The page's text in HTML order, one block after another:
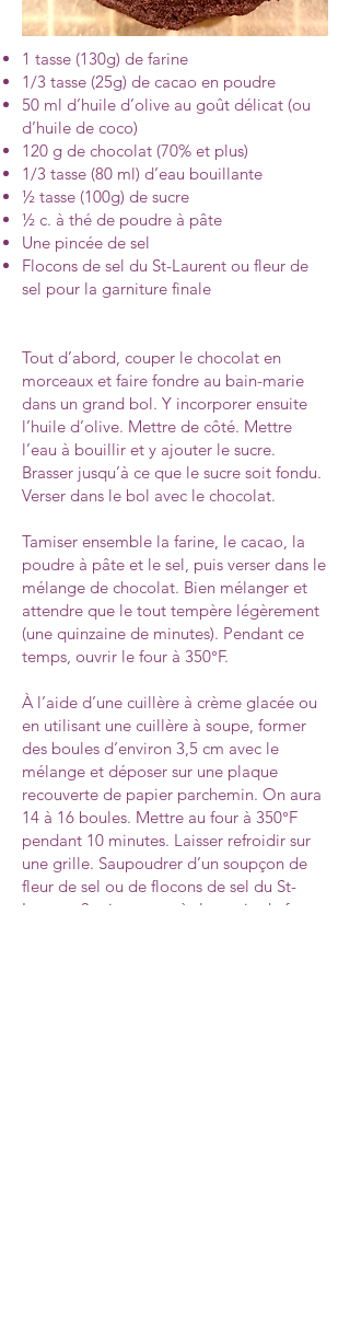
1 tasse (130g) de farine
1/3 tasse (25g) de cacao en poudre
50 ml d’huile d’olive au goût délicat (ou
d’huile de coco)
120 g de chocolat (70% et plus)
1/3 tasse (80 ml) d’eau bouillante
½ tasse (100g) de sucre
½ c. à thé de poudre à pâte
Une pincée de sel
Flocons de sel du St-Laurent ou fleur de
sel pour la garniture finale
Tout d’abord, couper le chocolat en
morceaux et faire fondre au bain-marie
dans un grand bol. Y incorporer ensuite
l’huile d’olive. Mettre de côté. Mettre
l’eau à bouillir et y ajouter le sucre.
Brasser jusqu’à ce que le sucre soit fondu.
Verser dans le bol avec le chocolat.
Tamiser ensemble la farine, le cacao, la
poudre à pâte et le sel, puis verser dans le
mélange de chocolat. Bien mélanger et
attendre que le tout tempère légèrement
(une quinzaine de minutes). Pendant ce
temps, ouvrir le four à 350°F.
À l’aide d’une cuillère à crème glacée ou
en utilisant une cuillère à soupe, former
des boules d’environ 3,5 cm avec le
mélange et déposer sur une plaque
recouverte de papier parchemin. On aura
14 à 16 boules. Mettre au four à 350°F
pendant 10 minutes. Laisser refroidir sur
une grille. Saupoudrer d’un soupçon de
fleur de sel ou de flocons de sel du St-
Laurent 3 minutes après la sortie du four.